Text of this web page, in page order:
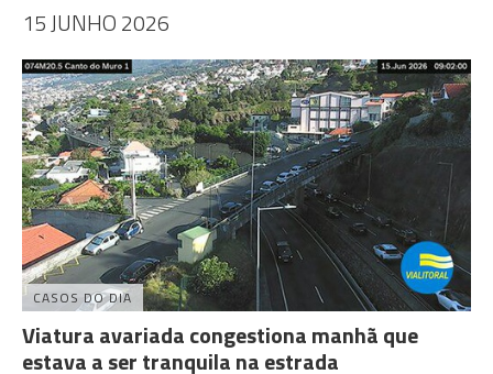
15 JUNHO 2026
CASOS DO DIA
Viatura avariada congestiona manhã que
estava a ser tranquila na estrada